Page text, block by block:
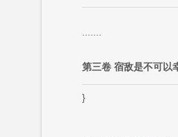
第三卷 宿敌是不可以
}